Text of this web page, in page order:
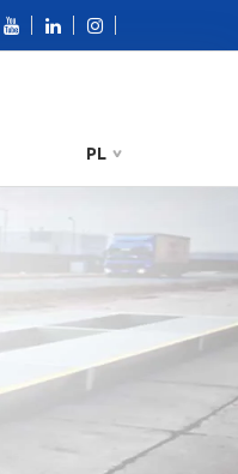
PL